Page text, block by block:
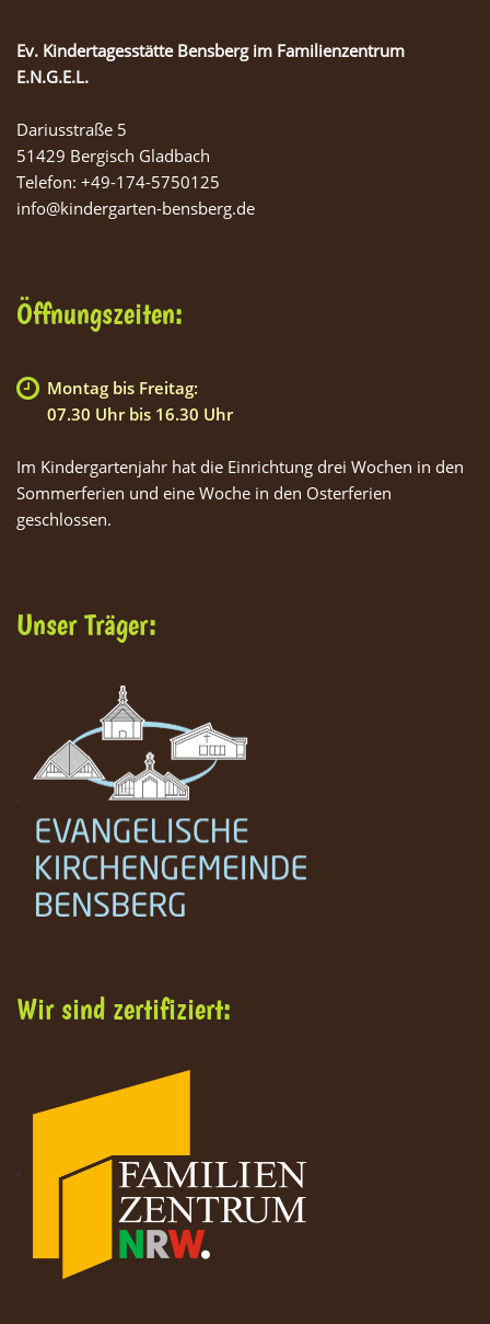
Ev. Kindertagesstätte Bensberg im Familienzentrum
E.N.G.E.L.
Dariusstraße 5
51429 Bergisch Gladbach
Telefon: +49-174-5750125
info@kindergarten-bensberg.de
Öffnungszeiten:
Montag bis Freitag:
07.30 Uhr bis 16.30 Uhr
Im Kindergartenjahr hat die Einrichtung drei Wochen in den
Sommerferien und eine Woche in den Osterferien
geschlossen.
Unser Träger:
Wir sind zertifiziert: